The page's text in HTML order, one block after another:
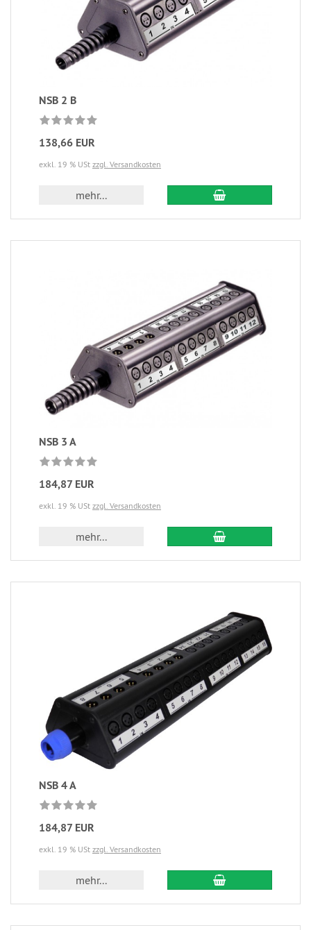
NSB 2 B
138,66 EUR
exkl. 19 % USt zzgl. Versandkosten
mehr...
NSB 3 A
184,87 EUR
exkl. 19 % USt zzgl. Versandkosten
mehr...
NSB 4 A
184,87 EUR
exkl. 19 % USt zzgl. Versandkosten
mehr...